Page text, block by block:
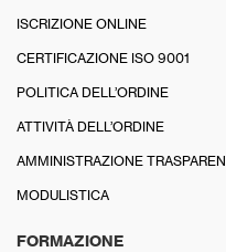
ISCRIZIONE ONLINE
CERTIFICAZIONE ISO 9001
POLITICA DELL’ORDINE
ATTIVITÀ DELL’ORDINE
AMMINISTRAZIONE
MODULISTICA
FORMAZIONE